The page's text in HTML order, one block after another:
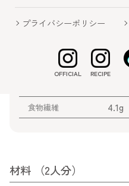
エネルギー 530kcal
食物繊維 4.1g
材料 （2人分）
プライバシーポリシー
OFFICIAL RECIPE